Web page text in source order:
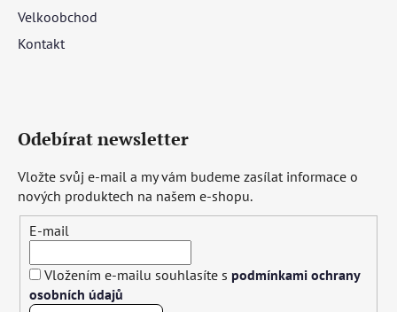
Velkoobchod
Kontakt
Odebírat newsletter
Vložte svůj e-mail a my vám budeme zasílat informace o
nových produktech na našem e-shopu.
E-mail
Vložením e-mailu souhlasíte s podmínkami ochrany
osobních údajů